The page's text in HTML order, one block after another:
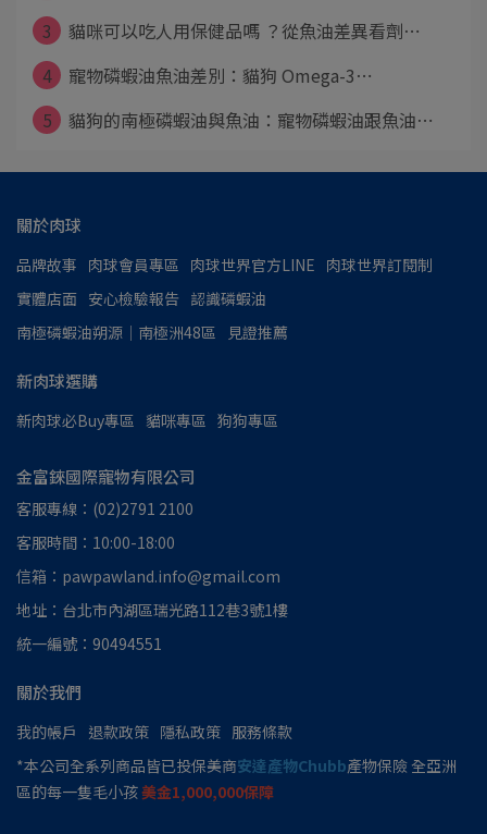
3
貓咪可以吃人用保健品嗎 ？從魚油差異看劑⋯
4
寵物磷蝦油魚油差別：貓狗 Omega-3⋯
5
貓狗的南極磷蝦油與魚油：寵物磷蝦油跟魚油⋯
關於肉球
品牌故事 肉球會員專區 肉球世界官方LINE 肉球世界訂閱制
實體店面 安心檢驗報告 認識磷蝦油
南極磷蝦油朔源│南極洲48區
見證推薦
新肉球選購
新肉球必Buy專區 貓咪專區 狗狗專區
金富錸國際寵物有限公司
客服專線：(02)2791 2100
客服時間：10:00-18:00
信箱：pawpawland.info@gmail.com
地址：台北市內湖區瑞光路112巷3號1樓
統一編號：90494551
關於我們
我的帳戶 退款政策 隱私政策 服務條款
*本公司全系列商品皆已投保美商安達產物Chubb產物保險 全亞洲
區的每一隻毛小孩美金1,000,000保障